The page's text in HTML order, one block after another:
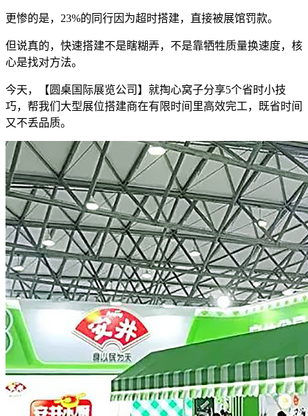
更惨的是，23%的同行因为超时搭建，直接被展馆罚款。
但说真的，快速搭建不是瞎糊弄，不是靠牺牲质量换速度，核
心是找对方法。
今天，【圆桌国际展览公司】就掏心窝子分享5个省时小技
巧，帮我们大型展位搭建商在有限时间里高效完工，既省时间
又不丢品质。